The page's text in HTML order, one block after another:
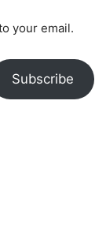
your email.
Subscribe